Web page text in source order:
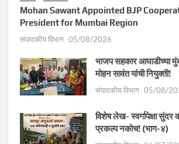
Mohan Sawant Appointed BJP
President for Mumbai Region
संपादकीय विभाग 05/08/2026
भाजप सहकार आघाडीच्या
मोहन सावंत यांची नियुक्ती!
संपादकीय विभाग 05/08/
विशेष लेख- स्वर्गापेक्षा सुंदर
प्रकल्प नकोच! (भाग-४)